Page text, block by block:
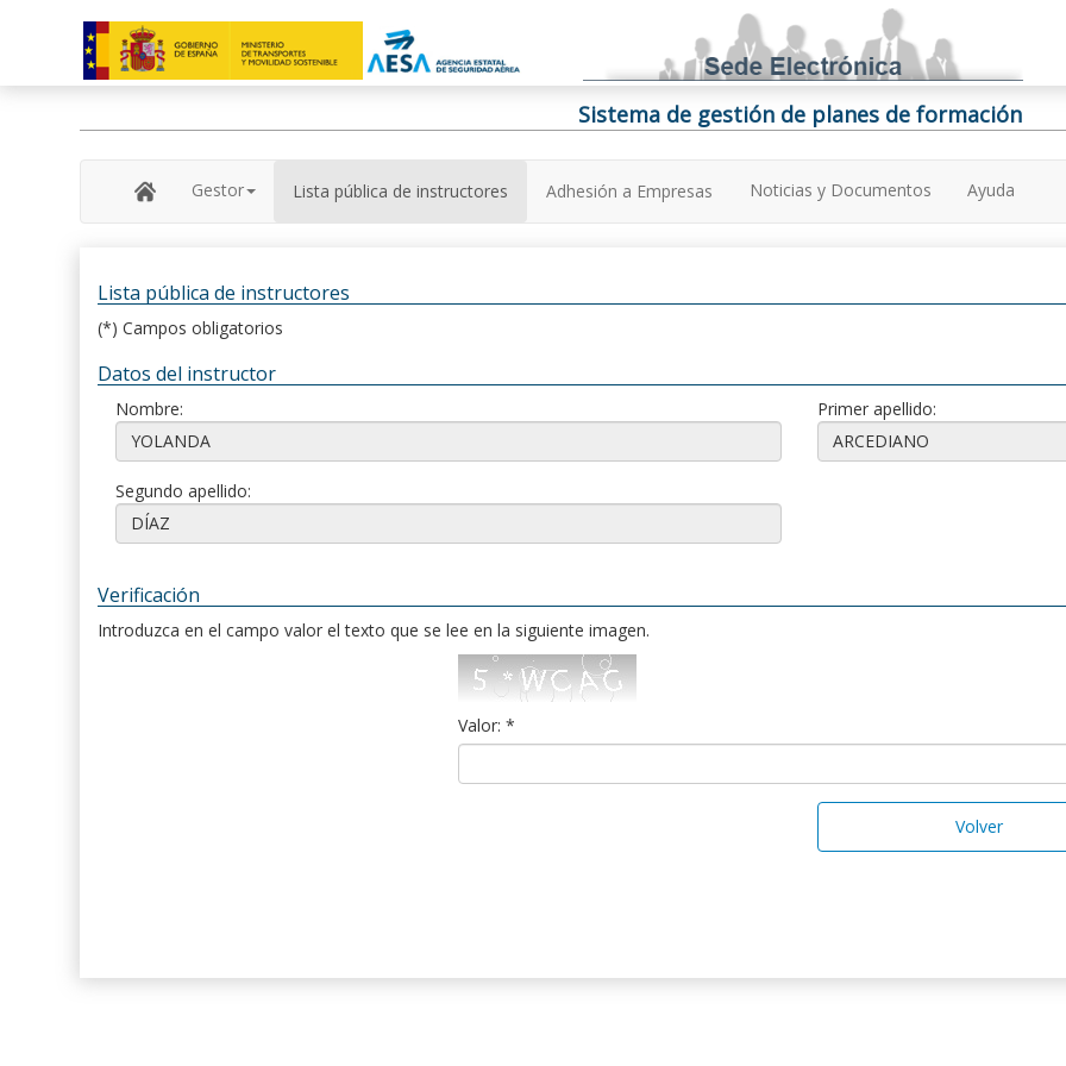
Sistema de gestión de planes de formación
Gestor Lista pública de instructores Adhesión a Empresas Noticias y Documentos Ayuda
Lista pública de instructores
(*) Campos obligatorios
Datos del instructor
Nombre: Primer apellido:
Segundo apellido:
Verificación
Introduzca en el campo valor el texto que se lee en la siguiente imagen.
Valor: *
Volver